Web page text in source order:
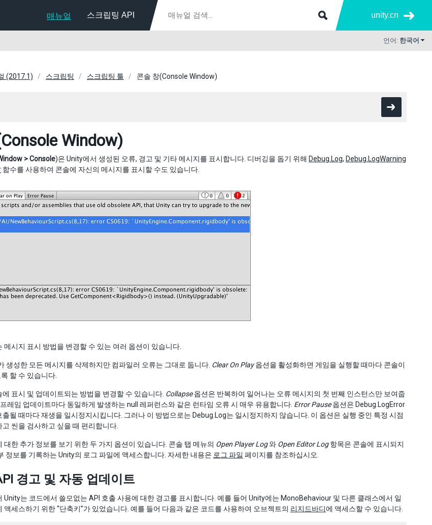
매뉴얼 스크립팅 API unity.cn
언어: 한국어
(2017.1) 스크립팅 스크립팅 툴 콘솔 창(Console Window)
Window)
> Console)은 Unity에서 생성된 오류, 경고 및 기타 메시지를 표시합니다. 디버깅을 돕기 위해 Debug.Log, Debug.LogWarning
함수를 사용하여 콘솔에 자신의 메시지를 표시할 수도 있습니다.
메시지 표시 방법을 변경할 수 있는 여러 옵션이 있습니다.
생성한 모든 메시지를 삭제하지만 컴파일러 오류는 그대로 둡니다. Clear On Play옵션을 활성화하면 게임을 실행할 때마다 콘솔이
할 수 있습니다.
표시 및 업데이트되는 방법을 변경할 수 있습니다. Collapse옵션은 반복하여 일어나는 오류 메시지의 첫 번째 인스턴스만 보여줍
레임 업데이트마다 동일하게 발생하는 null 레퍼런스와 같은 런타임 오류 시 매우 유용합니다. Error Pause옵션은 Debug.LogError
될 때마다 재생을 일시정지시킵니다. 그러나 이 방법으로는 Debug.Log는 일시정지하지 않습니다. 이 옵션은 실행 중인 특정 시점
씬을 검사하고 싶을 때 편리합니다.
대한 추가 정보를 보기 위한 두 가지 옵션이 있습니다. 콘솔 탭 메뉴의 Open Player Log와 Open Editor Log항목은 콘솔에 표시되지
정보를 기록하는 Unity의 로그 파일에 액세스합니다. 자세한 내용은 로그 파일 페이지를 참조하십시오.
경고 및 자동 업데이트
Unity는 코드에서 쓸모없는 API 호출 사용에 대한 경고를 표시합니다. 예를 들어 Unity에는 MonoBehaviour 및 다른 클래스에서 일
액세스하기 위한 “단축키”가 있었습니다. 예를 들어 다음과 같은 코드를 사용하여 오브젝트의 리지드바디에 액세스할 수 있습니다.